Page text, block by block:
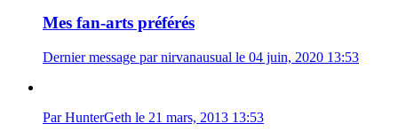
Mes fan-arts préférés
Dernier message par nirvanausual le 04 juin, 2020 13:53
Par HunterGeth le 21 mars, 2013 13:53